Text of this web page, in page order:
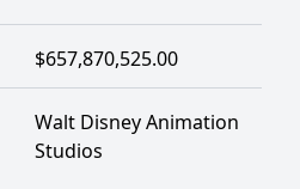
$657,870,525.00
Walt Disney Animation
Studios